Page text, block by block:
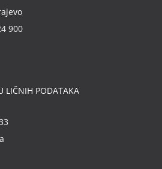
900
LIČNIH PODATAKA